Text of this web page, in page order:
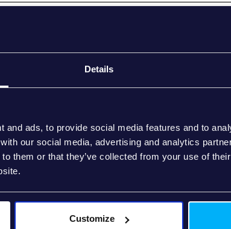
Details
and ads, to provide social media features and to
our social media, advertising and analytics
them or that they’ve collected from your use of
Customize
Verantwortlichen